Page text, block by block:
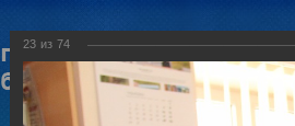
23 из 74